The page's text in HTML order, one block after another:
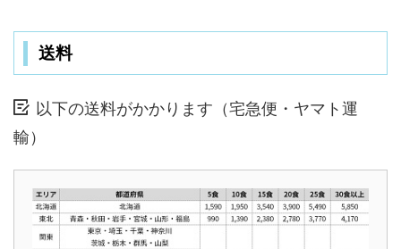
送料
以下の送料がかかります（宅急便・ヤマト運
輸）